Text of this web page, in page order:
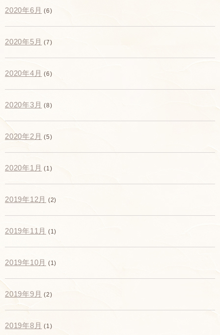
2020年6月 (6)
2020年5月 (7)
2020年4月 (6)
2020年3月 (8)
2020年2月 (5)
2020年1月 (1)
2019年12月 (2)
2019年11月 (1)
2019年10月 (1)
2019年9月 (2)
2019年8月 (1)